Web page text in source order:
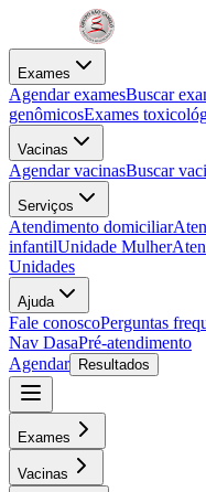
Exames
Agendar examesBuscar
genômicosExames
Vacinas
Agendar vacinasBuscar
Serviços
Atendimento domiciliar
infantilUnidade Mulher
Unidades
Ajuda
Fale conoscoPerguntas
Nav DasaPré-atendimento
Agendar
Resultados
Exames
Vacinas